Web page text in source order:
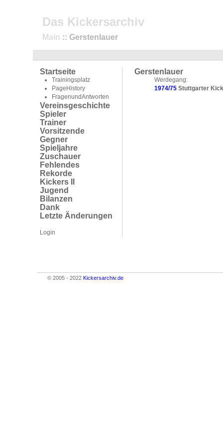
Das Kickersarchiv
Main :: Gerstenlauer
Startseite
Trainingsplatz
PageHistory
FragenundAntworten
Vereinsgeschichte
Spieler
Trainer
Vorsitzende
Gegner
Spieljahre
Zuschauer
Fehlendes
Rekorde
Kickers II
Jugend
Bilanzen
Dank
Letzte Änderungen
Login
Gerstenlauer
Werdegang:
1974/75 Stuttgarter
© 2005 - 2022 Kickersarchiv.de